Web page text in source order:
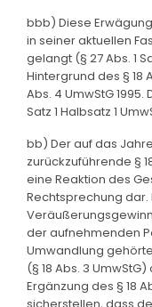
bbb) Diese
in seiner aktuellen
gelangt (§ 27 Abs. 1
Hintergrund des § 18
Abs. 4 UmwStG
Satz 1 Halbsatz 1
bb) Der auf das
zurückzuführende §
eine Reaktion des
Rechtsprechung
der aufnehmenden
Umwandlung
(§ 18 Abs. 3
Ergänzung des § 18